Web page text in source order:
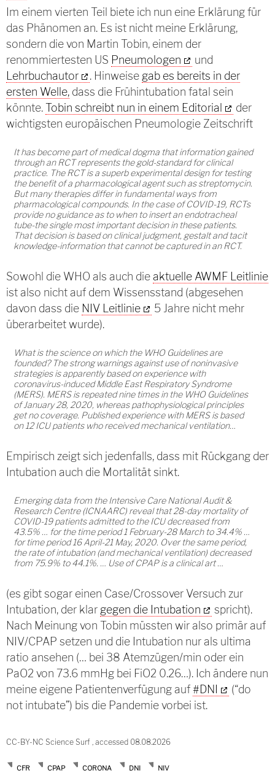
Im einem vierten Teil biete ich nun eine Erklärung für
das Phänomen an. Es ist nicht meine Erklärung,
sondern die von Martin Tobin, einem der
renommiertesten US Pneumologen
und
Lehrbuchautor
. Hinweise gab es bereits in der
ersten Welle, dass die Frühintubation fatal sein
könnte.Tobin schreibt nun in einem Editorial
der
wichtigsten europäischen Pneumologie Zeitschrift
It has become part of medical dogma that information gained
through an RCT represents the gold-standard for clinical
practice. The RCT is a superb experimental design for testing
the benefit of a pharmacological agent such as streptomycin.
But many therapies differ in fundamental ways from
pharmacological compounds. In the case of COVID-19, RCTs
provide no guidance as to when to insert an endotracheal
tube-the single most important decision in these patients.
That decision is based on clinical judgment, gestalt and tacit
knowledge-information that cannot be captured in an RCT.
Sowohl die WHO als auch dieaktuelle AWMF Leitlinie
ist also nicht auf dem Wissensstand (abgesehen
davon dass die NIV Leitlinie
5 Jahre nicht mehr
überarbeitet wurde).
What is the science on which the WHO Guidelines are
founded? The strong warnings against use of noninvasive
strategies is apparently based on experience with
coronavirus-induced Middle East Respiratory Syndrome
(MERS). MERS is repeated nine times in the WHO Guidelines
of January 28, 2020, whereas pathophysiological principles
get no coverage. Published experience with MERS is based
on 12 ICU patients who received mechanical ventilation…
Empirisch zeigt sich jedenfalls, dass mit Rückgang der
Intubation auch die Mortalität sinkt.
Emerging data from the Intensive Care National Audit &
Research Centre (ICNAARC) reveal that 28-day mortality of
COVID-19 patients admitted to the ICU decreased from
43.5% … for the time period 1 February-28 March to 34.4% …
for time period 16 April-21 May, 2020. Over the same period,
the rate of intubation (and mechanical ventilation) decreased
from 75.9% to 44.1%. … Use of CPAP is a clinical art …
(es gibt sogar einen Case/Crossover Versuch zur
Intubation, der klar gegen die Intubation
spricht).
Nach Meinung von Tobin müssten wir also primär auf
NIV/CPAP setzen und die Intubation nur als ultima
ratio ansehen (… bei 38 Atemzügen/min oder ein
PaO2 von 73.6 mmHg bei FiO2 0.26…). Ich ändere nun
meine eigene Patientenverfügung auf#DNI
(“do
not intubate”) bis die Pandemie vorbei ist.
CC-BY-NC Science Surf , accessed 08.08.2026
CFR CPAP CORONA DNI NIV